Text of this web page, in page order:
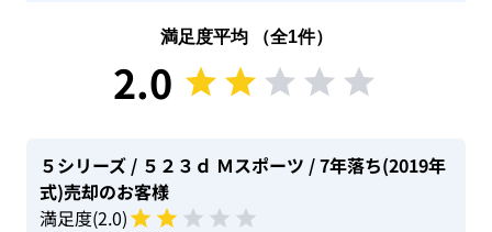
満足度平均 （全1件）
2.0
５シリーズ / ５２３ｄ Ｍスポーツ / 7年落ち(2019年
式)売却のお客様
満足度(2.0)